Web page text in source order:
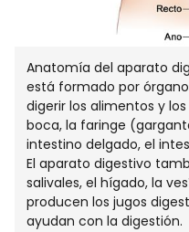
Anatomía del aparato
está formado por
digerir los alimentos y
boca, la faringe
intestino delgado, el
El aparato digestivo
salivales, el hígado, la
producen los jugos
ayudan con la digestión.